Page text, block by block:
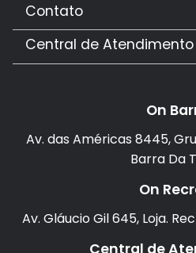
Contato
Central de Atendimento
On
Av. das Américas 8445,
Barra Da
On
Av. Gláucio Gil 645, Loja.
Central de